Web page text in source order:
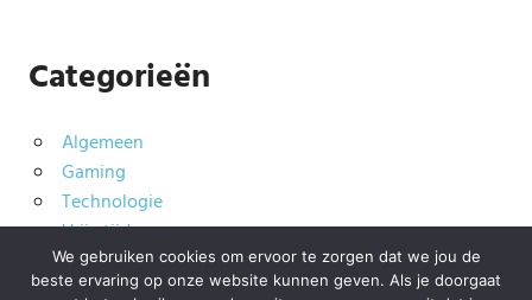
Categorieën
Algemeen
Gaming
Technologie
Vrije tijd
Wonen
We gebruiken cookies om ervoor te zorgen dat we jou de
beste ervaring op onze website kunnen geven. Als je doorgaat